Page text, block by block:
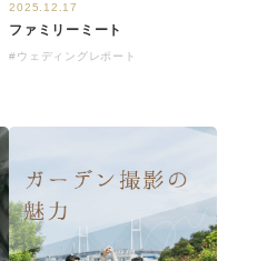
2025.12.17
ファミリーミート
#ウェディングレポート